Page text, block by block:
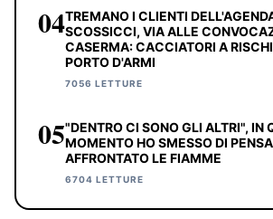
04TREMANO I CLIENTI
SCOSSICCI, VIA ALLE
CASERMA: CACCIATORI A
PORTO D'ARMI
7056 LETTURE
05"DENTRO CI SONO GLI ALTRI", IN
MOMENTO HO SMESSO DI
AFFRONTATO LE FIAMME
6704 LETTURE